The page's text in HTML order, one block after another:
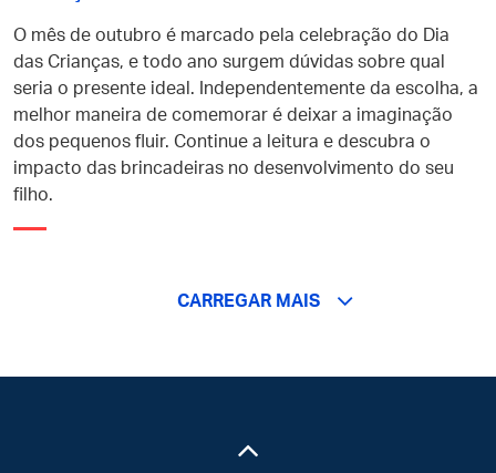
O mês de outubro é marcado pela celebração do Dia
das Crianças, e todo ano surgem dúvidas sobre qual
seria o presente ideal. Independentemente da escolha, a
melhor maneira de comemorar é deixar a imaginação
dos pequenos fluir. Continue a leitura e descubra o
impacto das brincadeiras no desenvolvimento do seu
filho.
CARREGAR MAIS